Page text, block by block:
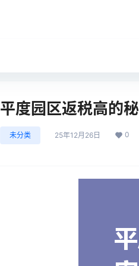
平度园区返税高的
未分类 25年12月26日 0